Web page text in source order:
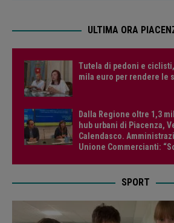
ULTIMA ORA
Tutela di pedoni e
mila euro per rendere le
Dalla Regione oltre 1,3
hub urbani di Piacenza,
Calendasco.
Unione Commercianti:
SPORT